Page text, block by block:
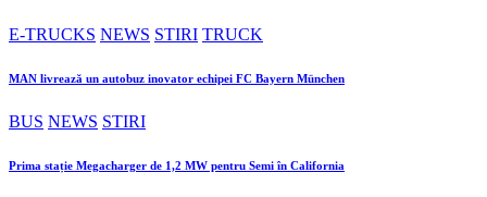
E-TRUCKS NEWS STIRI TRUCK
MAN livrează un autobuz inovator echipei FC Bayern München
BUS NEWS STIRI
Prima stație Megacharger de 1,2 MW pentru Semi în California